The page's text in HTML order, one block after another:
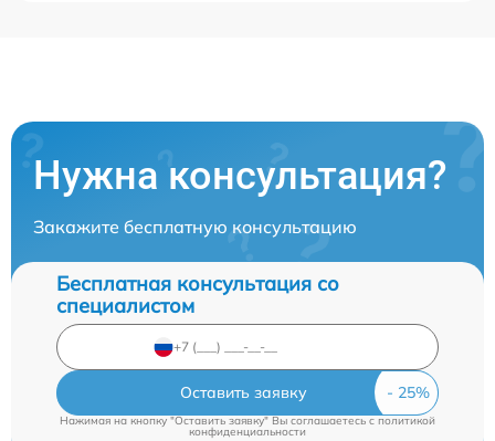
Нужна консультация?
Закажите бесплатную консультацию
Бесплатная консультация со
специалистом
Оставить заявку
Нажимая на кнопку "Оставить заявку" Вы соглашаетесь cполитикой
конфиденциальности